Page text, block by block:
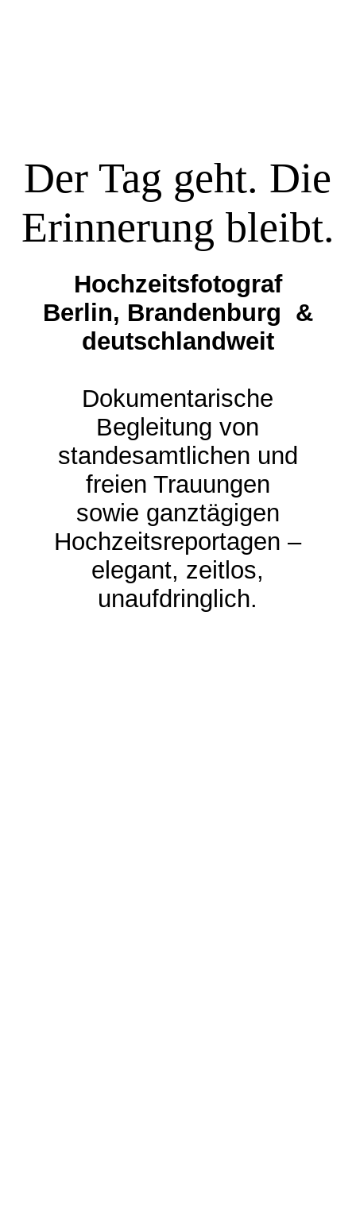
Der Tag geht. Die
Erinnerung bleibt.
Hochzeitsfotograf
Berlin, Brandenburg &
deutschlandweit
Dokumentarische
Begleitung von
standesamtlichen und
freien Trauungen
sowie ganztägigen
Hochzeitsreportagen –
elegant, zeitlos,
unaufdringlich.
Über mich
Weitere Bereiche
Anfrage stellen →